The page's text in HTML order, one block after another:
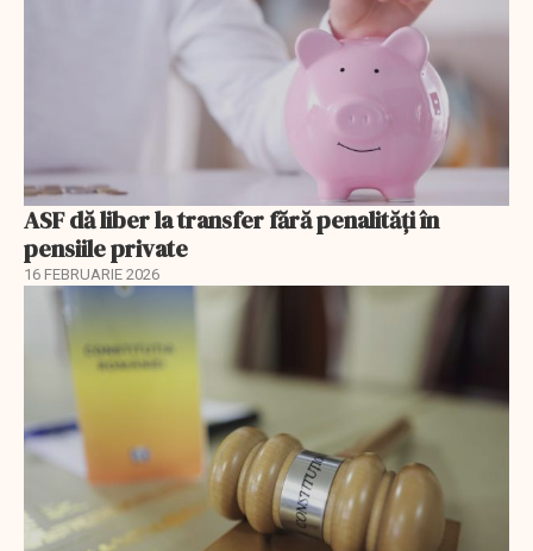
ASF dă liber la transfer fără penalități în
pensiile private
16 FEBRUARIE 2026